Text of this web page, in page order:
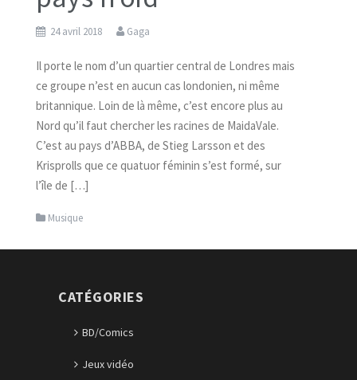
24 avril 2018 Gaga
Il porte le nom d’un quartier central de Londres mais
ce groupe n’est en aucun cas londonien, ni même
britannique. Loin de là même, c’est encore plus au
Nord qu’il faut chercher les racines de MaidaVale.
C’est au pays d’ABBA, de Stieg Larsson et des
Krisprolls que ce quatuor féminin s’est formé, sur
l’île de […]
Musique
CATÉGORIES
BD/Comics
Jeux vidéo